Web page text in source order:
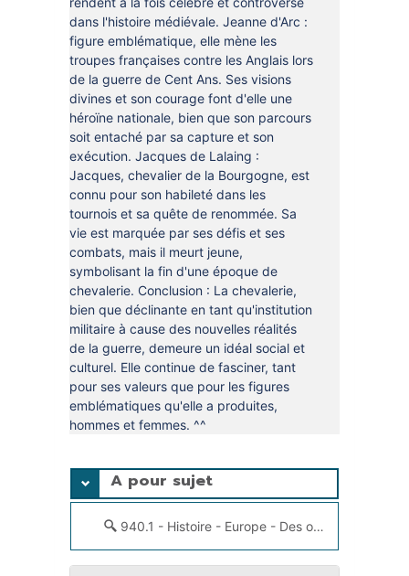
dans l'histoire médiévale. Jeanne d'Arc :
figure emblématique, elle mène les
troupes françaises contre les Anglais lors
de la guerre de Cent Ans. Ses visions
divines et son courage font d'elle une
héroïne nationale, bien que son parcours
soit entaché par sa capture et son
exécution. Jacques de Lalaing :
Jacques, chevalier de la Bourgogne, est
connu pour son habileté dans les
tournois et sa quête de renommée. Sa
vie est marquée par ses défis et ses
combats, mais il meurt jeune,
symbolisant la fin d'une époque de
chevalerie. Conclusion : La chevalerie,
bien que déclinante en tant qu'institution
militaire à cause des nouvelles réalités
de la guerre, demeure un idéal social et
culturel. Elle continue de fasciner, tant
pour ses valeurs que pour les figures
emblématiques qu'elle a produites,
hommes et femmes. ^^
A pour sujet
940.1 - Histoire - Europe - Des origines à 1453